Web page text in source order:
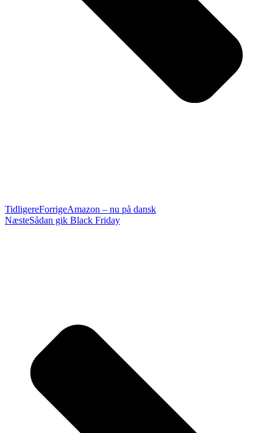
TidligereForrigeAmazon – nu på dansk
NæsteSådan gik Black Friday